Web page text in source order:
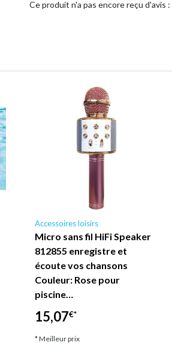
Ce produit n'a pas encore reçu d'avis :
Accessoires loisirs
Micro sans fil HiFi Speaker
812855 enregistre et
écoute vos chansons
Couleur: Rose pour
piscine…
15,07€*
* Meilleur prix